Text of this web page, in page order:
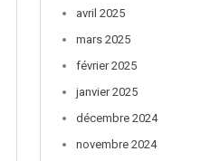
avril 2025
mars 2025
février 2025
janvier 2025
décembre 2024
novembre 2024